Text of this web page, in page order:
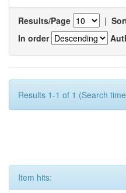
Results/Page |
In order
Results 1-1 of 1 (Search
Item hits: